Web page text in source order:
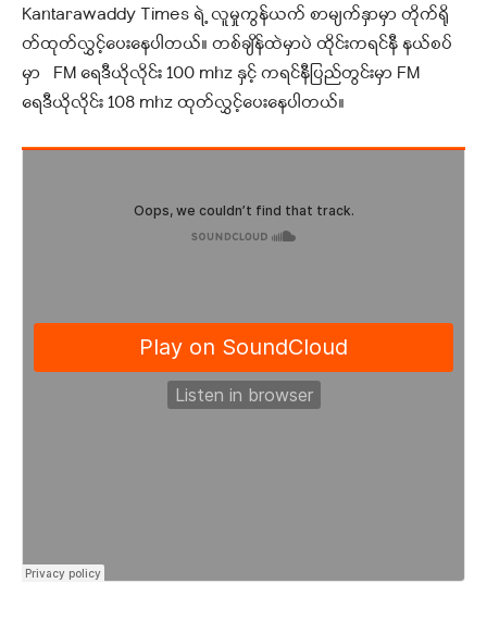
Kantarawaddy Times ရဲ့ လူမှုကွန်ယက် စာမျက်နှာမှာ တိုက်ရို
တ်ထုတ်လွှင့်ပေးနေပါတယ်။ တစ်ချိန်ထဲမှာပဲ ထိုင်းကရင်နီ နယ်စပ်
မှာ FM ရေဒီယိုလိုင်း 100 mhz နှင့် ကရင်နီပြည်တွင်းမှာ FM
ရေဒီယိုလိုင်း 108 mhz ထုတ်လွှင့်ပေးနေပါတယ်။